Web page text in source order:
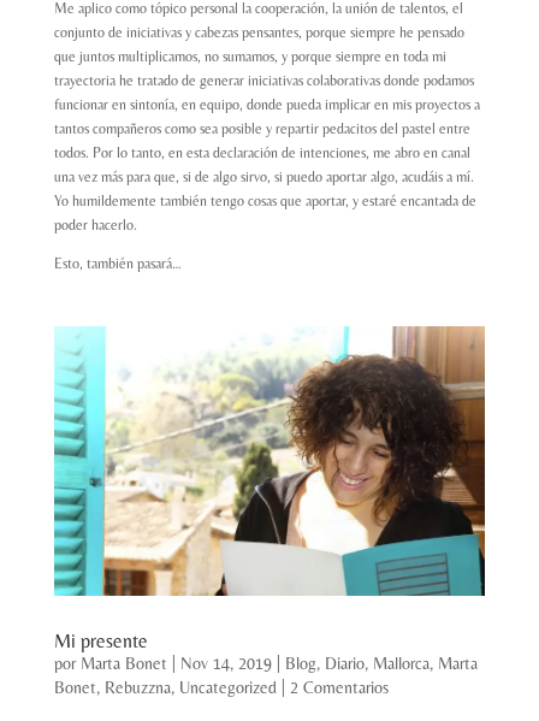
Me aplico como tópico personal la cooperación, la unión de talentos, el
conjunto de iniciativas y cabezas pensantes, porque siempre he pensado
que juntos multiplicamos, no sumamos, y porque siempre en toda mi
trayectoria he tratado de generar iniciativas colaborativas donde podamos
funcionar en sintonía, en equipo, donde pueda implicar en mis proyectos a
tantos compañeros como sea posible y repartir pedacitos del pastel entre
todos. Por lo tanto, en esta declaración de intenciones, me abro en canal
una vez más para que, si de algo sirvo, si puedo aportar algo, acudáis a mí.
Yo humildemente también tengo cosas que aportar, y estaré encantada de
poder hacerlo.
Esto, también pasará…
Mi presente
por Marta Bonet Nov 14, 2019| Blog, Diario, Mallorca, Marta
Bonet, Rebuzzna, Uncategorized| 2 Comentarios